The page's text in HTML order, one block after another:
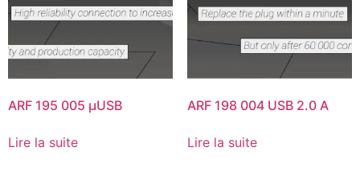
ARF 195 005 µUSB
Lire la suite
ARF 198 004 USB 2.0 A
Lire la suite